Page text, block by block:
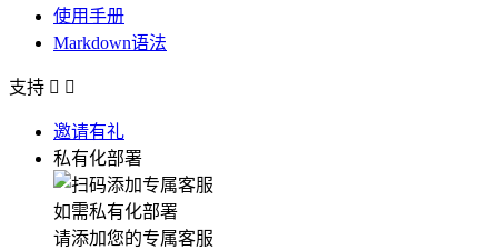
使用手册
Markdown语法
支持  
邀请有礼
私有化部署
如需私有化部署
请添加您的专属客服